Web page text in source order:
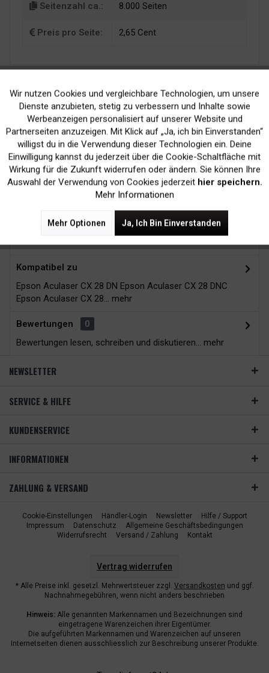
Seitenzahl ca.: 8.000 Seiten
Preis pro Seite: 2,65 Cent
Kein Verlust der
Druckergarantie
Versand innerhalb von
24H*
Kompatibel zu
Epson Aculaser CX 28 DN Epson Aculaser CX 28 DNC
Epson Aculaser CX 28... mehr
Bewertungen
0
Bewertungen lesen, schreiben und diskutieren... mehr
NEWSLETTER
SERVICE & HILFE
KUNDENSERVICE
INFORMATIONEN
ZAHLUNG & VERSAND
Cookie-Einstellungen Händler-Login Newsletter
Hilfe / Support
Impressum
Datenschutz
Allgemeine Geschäftsbedingungen
Widerrufsrecht
Versand / Zahlung Kontakt
Vertrag widerrufen
* Alle Preise inkl. gesetzl. Mehrwertsteuer zzgl. Versandkosten und ggf.
Nachnahmegebühren, wenn nicht anders beschrieben
Hinweis: Alle genannten Markennamen und Bezeichnungen sind
eingetragene Warenzeichen ihrer Eigentümer.
Die aufgeführten Markennamen und Warenzeichen auf unseren
Internetseiten dienen ausschliesslich zur Beschreibung unserer Produkte.
Funktionale Aktiv
Marketing Inaktiv
Tracking Inaktiv
Wir nutzen Cookies und vergleichbare Technologien, um unsere
Dienste anzubieten, stetig zu verbessern und Inhalte sowie
Werbeanzeigen personalisiert auf unserer Website und
Partnerseiten anzuzeigen. Mit Klick auf „Ja, ich bin Einverstanden“
willigst du in die Verwendung dieser Technologien ein. Deine
Einwilligung kannst du jederzeit über die Cookie-Schaltfläche mit
Wirkung für die Zukunft widerrufen oder ändern. Sie können Ihre
Auswahl der Verwendung von Cookies jederzeit hier speichern.
Mehr Informationen
Mehr Optionen Ja, Ich Bin Einverstanden